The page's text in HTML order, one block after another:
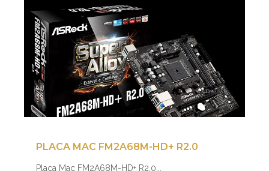
PLACA MAC FM2A68M-HD+ R2.0
Placa Mac FM2A68M-HD+ R2.0...